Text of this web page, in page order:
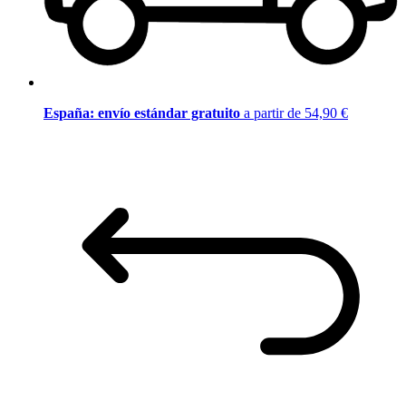
España: envío estándar gratuito a partir de 54,90 €